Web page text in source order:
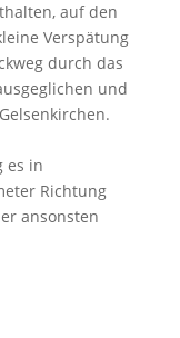
auf den
Verspätung
durch das
und
es in
Richtung
ansonsten